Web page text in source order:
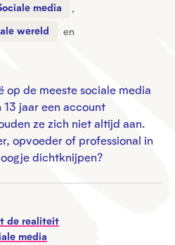
media
,
wereld
en
op de meeste sociale media
jaar een account
ze zich niet altijd aan.
opvoeder of professional in
dichtknijpen?
de realiteit
media